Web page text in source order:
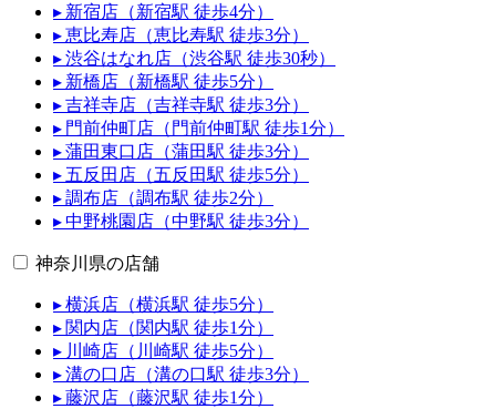
▸ 新宿店（新宿駅 徒歩4分）
▸ 恵比寿店（恵比寿駅 徒歩3分）
▸ 渋谷はなれ店（渋谷駅 徒歩30秒）
▸ 新橋店（新橋駅 徒歩5分）
▸ 吉祥寺店（吉祥寺駅 徒歩3分）
▸ 門前仲町店（門前仲町駅 徒歩1分）
▸ 蒲田東口店（蒲田駅 徒歩3分）
▸ 五反田店（五反田駅 徒歩5分）
▸ 調布店（調布駅 徒歩2分）
▸ 中野桃園店（中野駅 徒歩3分）
神奈川県の店舗
▸ 横浜店（横浜駅 徒歩5分）
▸ 関内店（関内駅 徒歩1分）
▸ 川崎店（川崎駅 徒歩5分）
▸ 溝の口店（溝の口駅 徒歩3分）
▸ 藤沢店（藤沢駅 徒歩1分）